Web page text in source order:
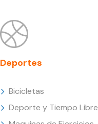
Deportes
Bicicletas
Deporte y Tiempo Libre